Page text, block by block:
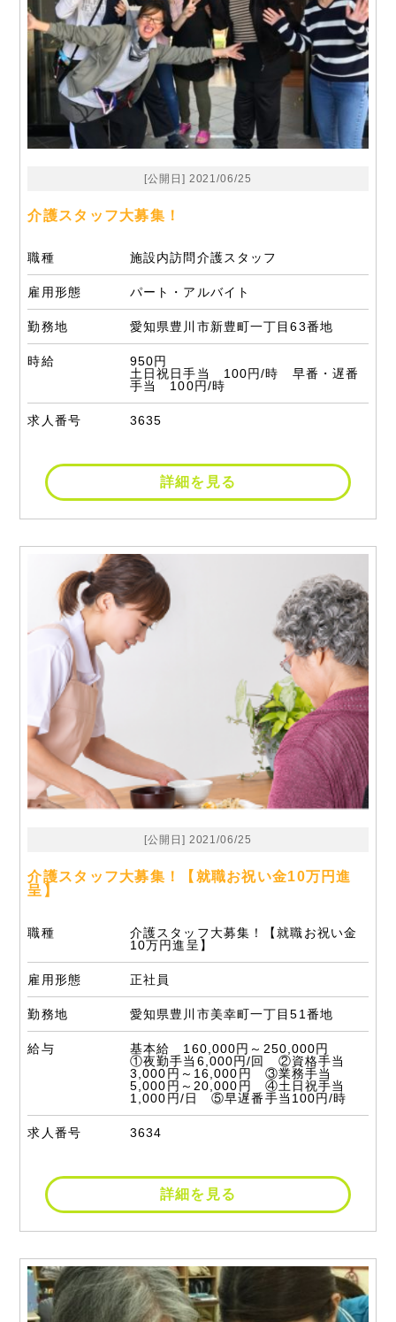
[公開日] 2021/06/25
介護スタッフ大募集！
職種 施設内訪問介護スタッフ
雇用形態 パート・アルバイト
勤務地 愛知県豊川市新豊町一丁目63番地
時給
950円
土日祝日手当 100円/時 早番・遅番
手当 100円/時
求人番号 3635
詳細を見る
[公開日] 2021/06/25
介護スタッフ大募集！【就職お祝い金10万円進
呈】
職種
介護スタッフ大募集！【就職お祝い金
10万円進呈】
雇用形態 正社員
勤務地 愛知県豊川市美幸町一丁目51番地
給与
基本給 160,000円～250,000円
①夜勤手当6,000円/回 ②資格手当
3,000円～16,000円 ③業務手当
5,000円～20,000円 ④土日祝手当
1,000円/日 ⑤早遅番手当100円/時
求人番号 3634
詳細を見る